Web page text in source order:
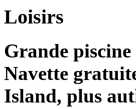
Loisirs
Grande
Navette
Island, plus